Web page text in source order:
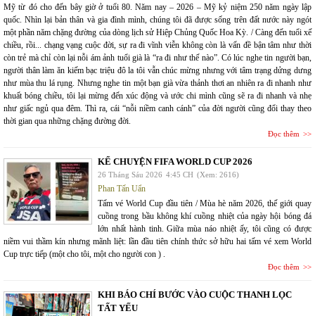
Mỹ từ đó cho đến bây giờ ở tuổi 80. Năm nay – 2026 – Mỹ kỷ niệm 250 năm ngày lập
quốc. Nhìn lại bản thân và gia đình mình, chúng tôi đã được sống trên đất nước này ngót
một phần năm chặng đường của dòng lịch sử Hiệp Chủng Quốc Hoa Kỳ. / Càng đến tuổi xế
chiều, rồi... chạng vạng cuộc đời, sự ra đi vĩnh viễn không còn là vấn đề bận tâm như thời
còn trẻ mà chỉ còn lại nỗi ám ảnh tuổi già là “ra đi như thế nào”. Có lúc nghe tin người bạn,
người thân làm ăn kiếm bạc triệu đô la tôi vẫn chúc mừng nhưng với tâm trạng dửng dưng
như mùa thu lá rụng. Nhưng nghe tin một bạn già vừa thảnh thơi an nhiên ra đi nhanh như
khuất bóng chiều, tôi lại mừng đến xúc động và ước chi mình cũng sẽ ra đi nhanh và nhẹ
như giấc ngủ qua đêm. Thì ra, cái “nỗi niềm canh cánh” của đời người cũng đổi thay theo
thời gian qua những chặng đường đời.
Đọc thêm
KỂ CHUYỆN FIFA WORLD CUP 2026
26 Tháng Sáu 2026 4:45 CH (Xem: 2616)
Phan Tấn Uẩn
Tấm vé World Cup đầu tiên / Mùa hè năm 2026, thế giới quay
cuồng trong bầu không khí cuồng nhiệt của ngày hội bóng đá
lớn nhất hành tinh. Giữa mùa náo nhiệt ấy, tôi cũng có được
niềm vui thầm kín nhưng mãnh liệt: lần đầu tiên chính thức sở hữu hai tấm vé xem World
Cup trực tiếp (một cho tôi, một cho người con ) .
Đọc thêm
KHI BÁO CHÍ BƯỚC VÀO CUỘC THANH LỌC
TẤT YẾU